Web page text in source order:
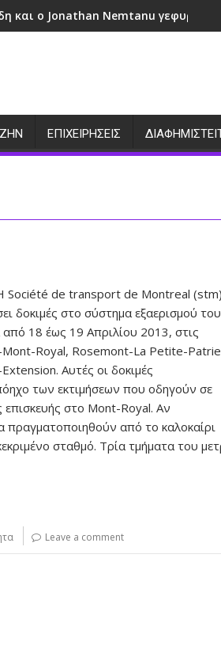
και ο Jonathan Nemtanu
ΕΠΙΧΕΙΡΗΣΕΙΣ
Société de transport de Montreal (stm)
δοκιμές στο σύστημα εξαερισμού του
18 έως 19 Απριλίου 2013, στις
Mont-Royal, Rosemont-La Petite-Patrie
Αυτές οι δοκιμές
των εκτιμήσεων που οδηγούν σε
επισκευής στο Mont-Royal. Αν
πραγματοποιηθούν από το καλοκαίρι
σταθμό. Τρία τμήματα του
Leave a comment